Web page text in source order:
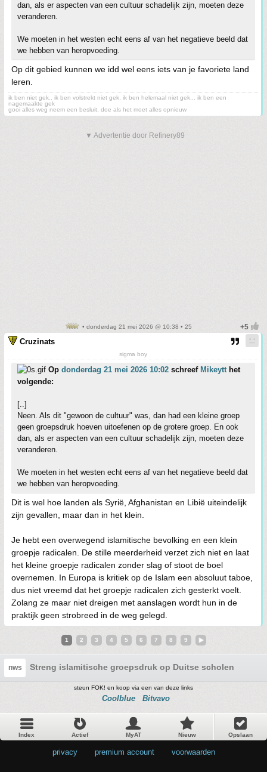
dan, als er aspecten van een cultuur schadelijk zijn, moeten deze
veranderen.
We moeten in het westen echt eens af van het negatieve beeld dat
we hebben van heropvoeding.
Op dit gebied kunnen we idd wel eens iets van je favoriete land
leren.
ik ben niet gek.. ik ben volstrekt niet gek, ik ben helemaal niet gek... ik ben een
nagemaakte gek
gooi alles weg neem een besluit, doe als het moet alles opnieuw
▼ Advertentie door Refinery89
• donderdag 21 mei 2026 @ 10:38 • 25
Cruzinats
sigma boy
Op donderdag 21 mei 2026 10:02 schreef Mikeytthet
volgende:
[..]
Neen. Als dit "gewoon de cultuur" was, dan had een kleine groep
geen groepsdruk hoeven uitoefenen op de grotere groep. En ook
dan, als er aspecten van een cultuur schadelijk zijn, moeten deze
veranderen.
We moeten in het westen echt eens af van het negatieve beeld dat
we hebben van heropvoeding.
Dit is wel hoe landen als Syrië, Afghanistan en Libië uiteindelijk
zijn gevallen, maar dan in het klein.
Je hebt een overwegend islamitische bevolking en een klein
groepje radicalen. De stille meerderheid verzet zich niet en laat
het kleine groepje radicalen zonder slag of stoot de boel
overnemen. In Europa is kritiek op de Islam een absoluut taboe,
dus niet vreemd dat het groepje radicalen zich gesterkt voelt.
Zolang ze maar niet dreigen met aanslagen wordt hun in de
praktijk geen strobreed in de weg gelegd.
1 2 3 4 5 6 7 8 9
nws Streng islamitische groepsdruk op Duitse scholen
steun FOK! en koop via een van deze links
Coolblue Bitvavo
Index Actief MyAT Nieuw Opslaan
privacy premium account voorwaarden